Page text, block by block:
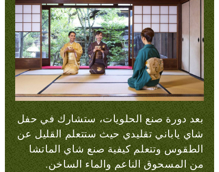
بعد دورة صنع الحلويات، ستشارك في حفل
شاي ياباني تقليدي حيث ستتعلم القليل عن
الطقوس وتتعلم كيفية صنع شاي الماتشا
من المسحوق الناعم والماء الساخن.